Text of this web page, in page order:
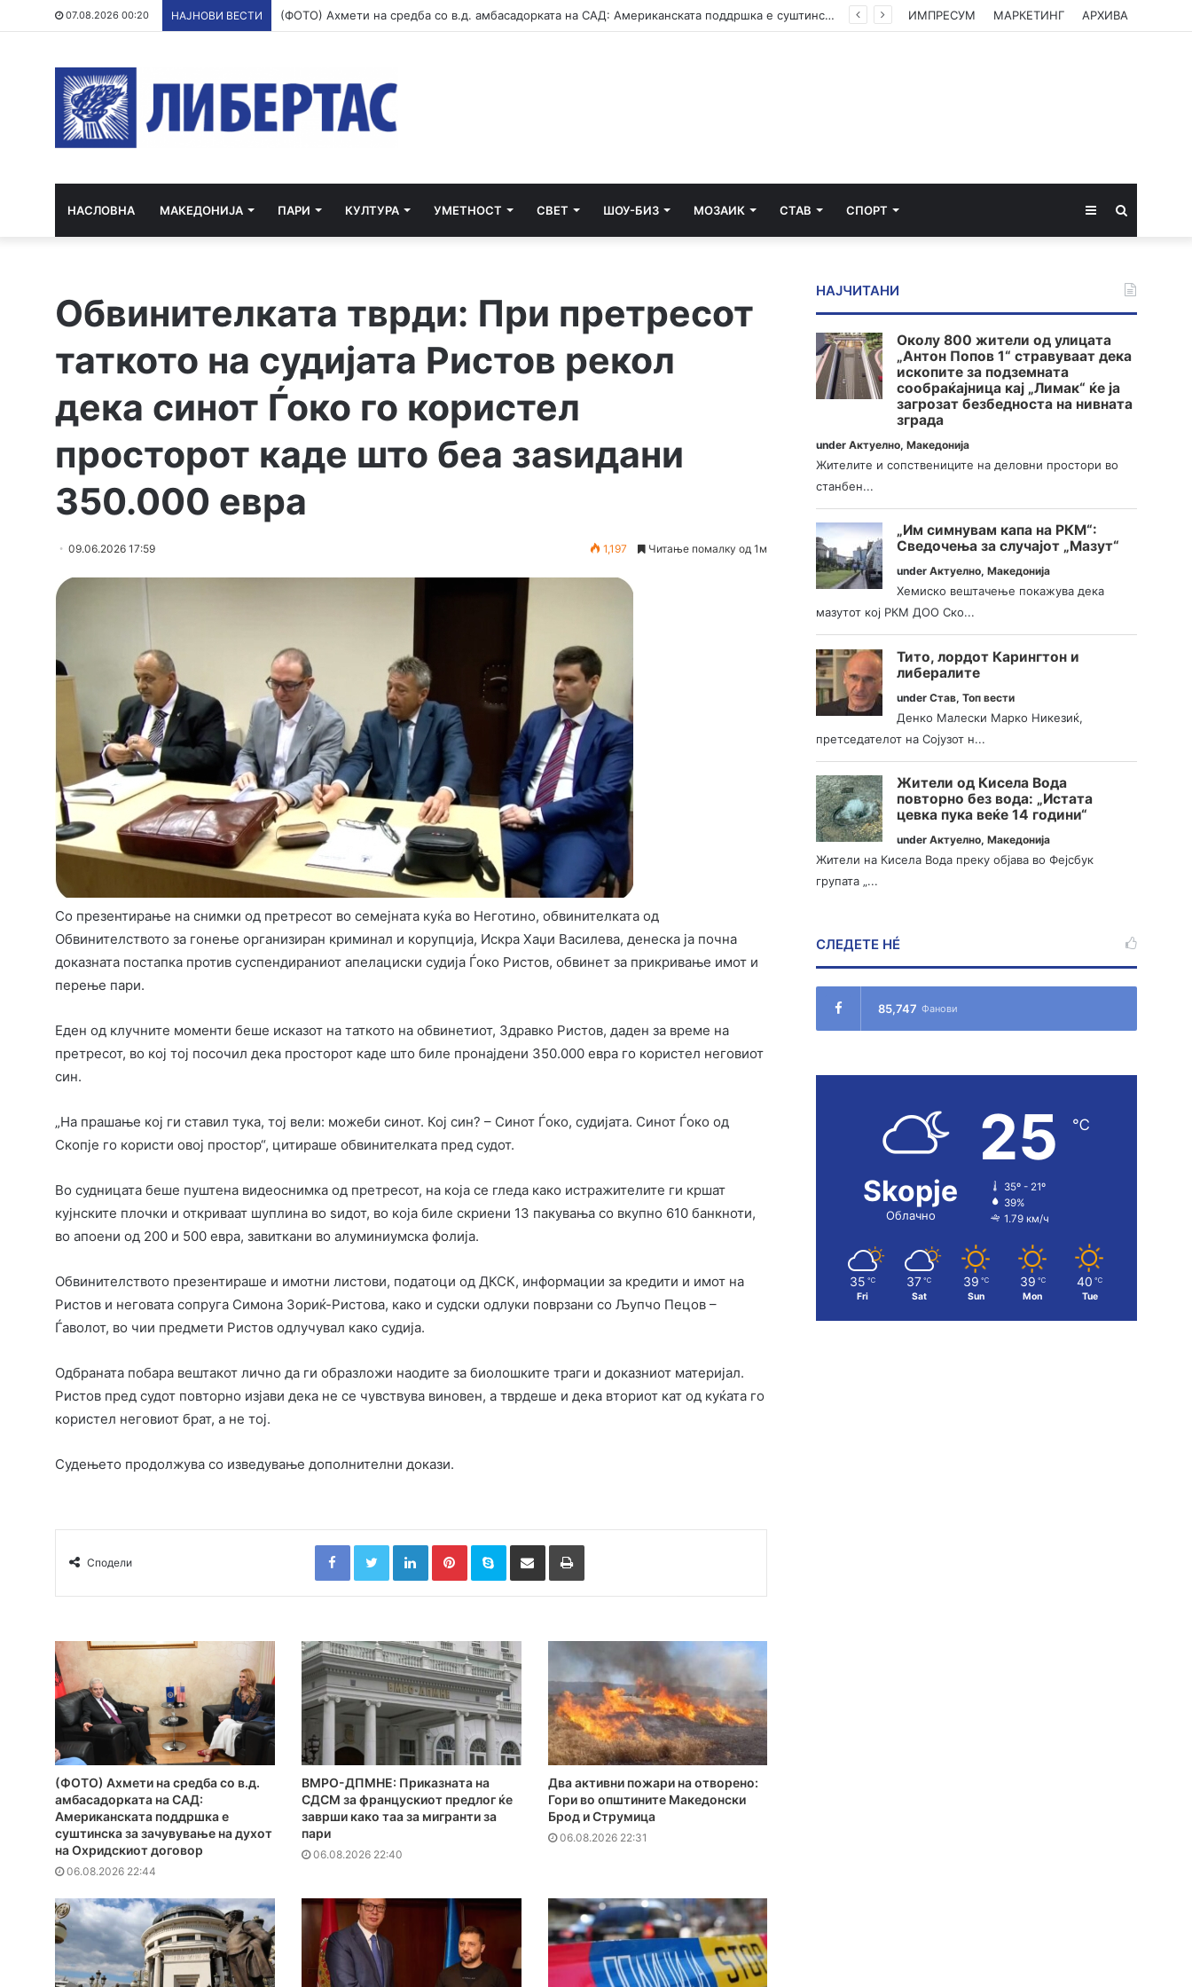
07.08.2026 00:20 НАЈНОВИ ВЕСТИ (ФОТО) Ахмети на средба со в.д. амбасадорката на САД: Американската поддршка е суштинска за зачувување на духот на Охридскиот договор ИМПРЕСУМ МАРКЕТИНГ АРХИВА
НАСЛОВНА МАКЕДОНИЈА ПАРИ КУЛТУРА УМЕТНОСТ СВЕТ ШОУ-БИЗ МОЗАИК СТАВ СПОРТ Sidebar
Обвинителката тврди: При претресот
таткото на судијата Ристов рекол
дека синот Ѓоко го користел
просторот каде што беа заѕидани
350.000 евра
09.06.2026 17:59 1,197 Читање помалку од 1м
Со презентирање на снимки од претресот во семејната куќа во Неготино, обвинителката од
Обвинителството за гонење организиран криминал и корупција, Искра Хаџи Василева, денеска ја почна
доказната постапка против суспендираниот апелациски судија Ѓоко Ристов, обвинет за прикривање имот и
перење пари.
Еден од клучните моменти беше исказот на таткото на обвинетиот, Здравко Ристов, даден за време на
претресот, во кој тој посочил дека просторот каде што биле пронајдени 350.000 евра го користел неговиот
син.
„На прашање кој ги ставил тука, тој вели: можеби синот. Кој син? – Синот Ѓоко, судијата. Синот Ѓоко од
Скопје го користи овој простор“, цитираше обвинителката пред судот.
Во судницата беше пуштена видеоснимка од претресот, на која се гледа како истражителите ги кршат
кујнските плочки и откриваат шуплина во ѕидот, во која биле скриени 13 пакувања со вкупно 610 банкноти,
во апоени од 200 и 500 евра, завиткани во алуминиумска фолија.
Обвинителството презентираше и имотни листови, податоци од ДКСК, информации за кредити и имот на
Ристов и неговата сопруга Симона Зориќ-Ристова, како и судски одлуки поврзани со Љупчо Пецов –
Ѓаволот, во чии предмети Ристов одлучувал како судија.
Одбраната побара вештакот лично да ги образложи наодите за биолошките траги и доказниот материјал.
Ристов пред судот повторно изјави дека не се чувствува виновен, а тврдеше и дека вториот кат од куќата го
користел неговиот брат, а не тој.
Судењето продолжува со изведување дополнителни докази.
Сподели
FacebookTwitterLinkedInPinterestSkype Сподели преку Е-маил Испринтај
(ФОТО) Ахмети на средба со в.д.
амбасадорката на САД:
Американската поддршка е
суштинска за зачувување на духот
на Охридскиот договор
06.08.2026 22:44
ВМРО-ДПМНЕ: Приказната на
СДСМ за францускиот предлог ќе
заврши како таа за мигранти за
пари
06.08.2026 22:40
Два активни пожари на отворено:
Гори во општините Македонски
Брод и Струмица
06.08.2026 22:31
НАЈЧИТАНИ
Околу 800 жители од улицата
„Антон Попов 1“ стравуваат дека
ископите за подземната
сообраќајница кај „Лимак“ ќе ја
загрозат безбедноста на нивната
зграда
underАктуелно,Македонија
Жителите и сопствениците на деловни простори во
станбен...
„Им симнувам капа на РКМ“:
Сведочења за случајот „Мазут“
underАктуелно,Македонија
Хемиско вештачење покажува дека
мазутот кој РКМ ДОО Ско...
Тито, лордот Карингтон и
либералите
underСтав,Топ вести
Денко Малески Марко Никезиќ,
претседателот на Сојузот н...
Жители од Кисела Вода
повторно без вода: „Истата
цевка пука веќе 14 години“
underАктуелно,Македонија
Жители на Кисела Вода преку објава во Фејсбук
групата „...
СЛЕДЕТЕ НÉ
85,747 Фанови
Skopje
Облачно
25 ℃
35º - 21º
39%
1.79 км/ч
35 ℃
Fri
37 ℃
Sat
39 ℃
Sun
39 ℃
Mon
40 ℃
Tue